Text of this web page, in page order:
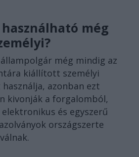
még
még mindig az
kiállított személyi
azonban ezt
kivonják a forgalomból,
és egyszerű
országszerte